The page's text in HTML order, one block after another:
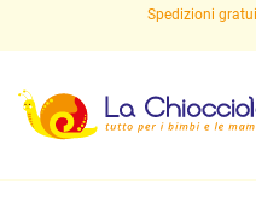
Spedizioni